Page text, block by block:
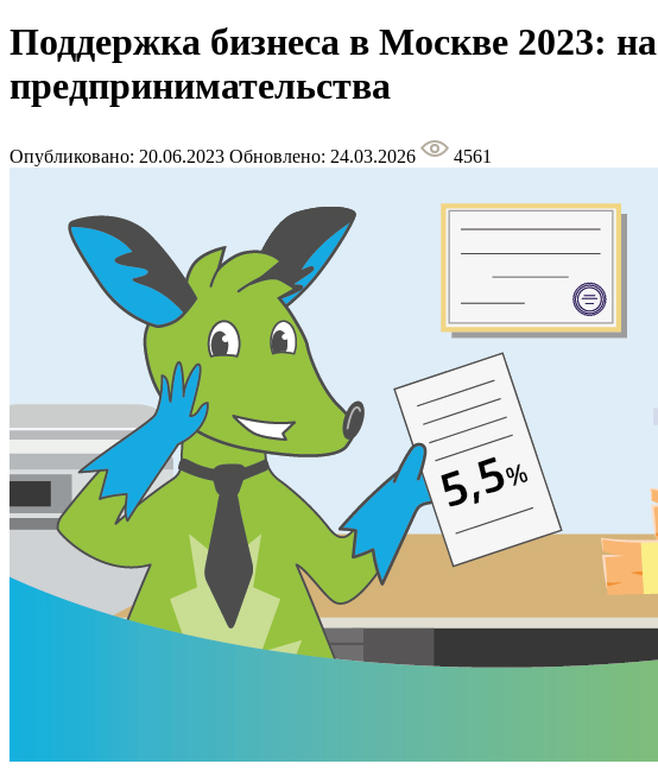
Поддержка бизнеса в Москве 2023:
предпринимательства
Опубликовано: 20.06.2023 Обновлено: 24.03.2026 4561